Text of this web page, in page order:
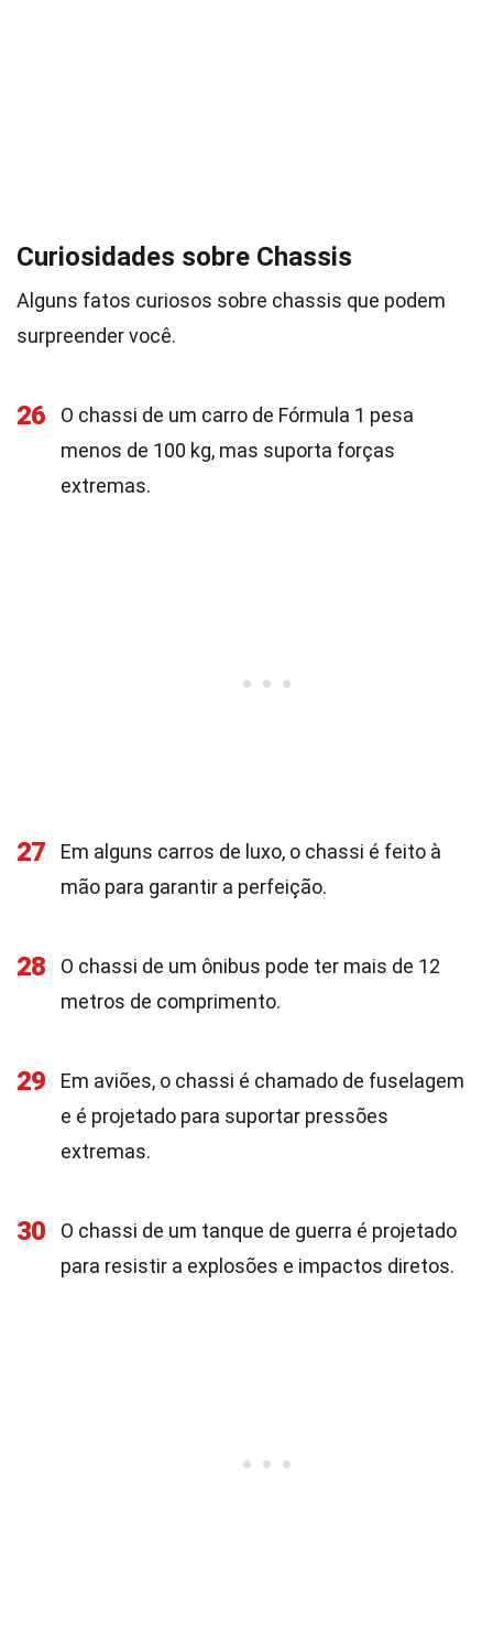
Curiosidades sobre Chassis
Alguns fatos curiosos sobre chassis que podem
surpreender você.
26
O chassi de um carro de Fórmula 1 pesa
menos de 100 kg, mas suporta forças
extremas.
27
Em alguns carros de luxo, o chassi é feito à
mão para garantir a perfeição.
28
O chassi de um ônibus pode ter mais de 12
metros de comprimento.
29
Em aviões, o chassi é chamado de fuselagem
e é projetado para suportar pressões
extremas.
30
O chassi de um tanque de guerra é projetado
para resistir a explosões e impactos diretos.